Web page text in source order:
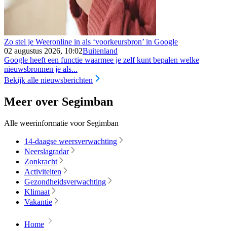
Zo stel je Weeronline in als ‘voorkeursbron’ in Google
02 augustus 2026, 10:02Buitenland
Google heeft een functie waarmee je zelf kunt bepalen welke
nieuwsbronnen je als...
Bekijk alle nieuwsberichten
Meer over Segimban
Alle weerinformatie voor Segimban
14-daagse weersverwachting
Neerslagradar
Zonkracht
Activiteiten
Gezondheidsverwachting
Klimaat
Vakantie
Home